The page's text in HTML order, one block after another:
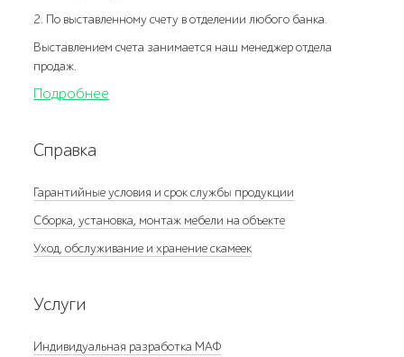
2. По выставленному счету в отделении любого банка.
Выставлением счета занимается наш менеджер отдела
продаж.
Подробнее
Справка
Гарантийные условия и срок службы продукции
Сборка, установка, монтаж мебели на объекте
Уход, обслуживание и хранение скамеек
Услуги
Индивидуальная разработка МАФ